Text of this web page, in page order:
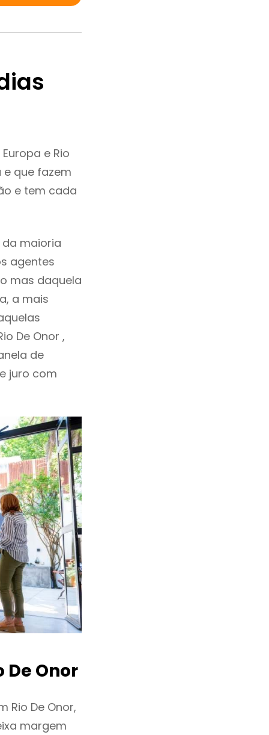
e Rio
e que fazem
e tem cada
maioria
agentes
mas daquela
a mais
De Onor ,
de
juro com
De Onor
Rio De Onor,
margem